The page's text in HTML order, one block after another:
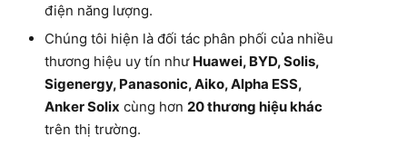
điện năng lượng.
Chúng tôi hiện là đối tác phân phối của nhiều
thương hiệu uy tín như Huawei, BYD, Solis,
Sigenergy, Panasonic, Aiko, Alpha ESS,
Anker Solix cùng hơn 20 thương hiệu khác
trên thị trường.